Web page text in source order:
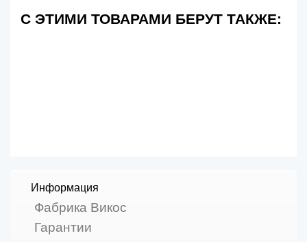
С ЭТИМИ ТОВАРАМИ БЕРУТ ТАКЖЕ:
Информация
Фабрика Викос
Гарантии